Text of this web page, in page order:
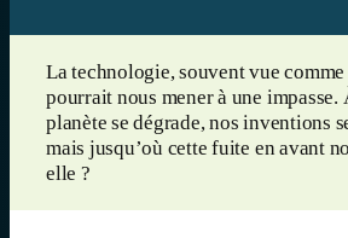
La technologie, souvent vue
pourrait nous mener à une impasse.
planète se dégrade, nos inventions
mais jusqu’où cette fuite en avant
elle ?